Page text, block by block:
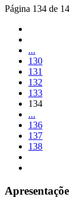
Página 134 de
...
130
131
132
133
134
...
136
137
138